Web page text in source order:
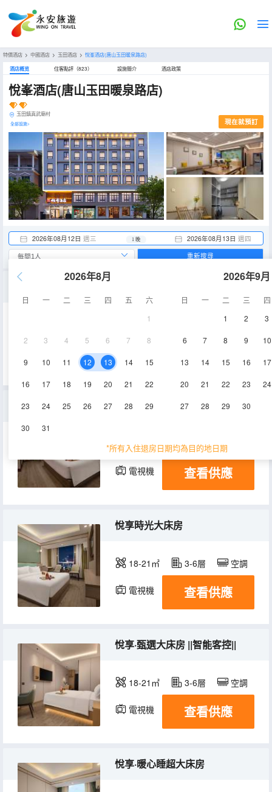
特價酒店 > 中國酒店 > 玉田酒店 > 悅峯酒店(唐山玉田暖泉路店)
酒店概览 住客點評（823） 設施簡介 酒店政策
悅峯酒店(唐山玉田暖泉路店)
玉田鎮真武廟村
全部設施> 現在就預訂
2026年08月12日 週三 2026年08月13日 週四
1 晚
2026年8月
日 一 二 三 四 五
六
1
2 3 4 5 6 7 8
9 10 11 12 13 14 15
16 17 18 19 20 21 22
23 24 25 26 27 28 29
30 31
2026年9月
日 一 二 三
四
1
2 3
6 7 8 9 10
13 14 15 16 17
20 21 22 23 24
27 28 29 30
*所有入住退房日期均為目的地日期
重新搜尋
18-21㎡ 空調
悅享·輕居大床房
18-21㎡ 3-6層
電視機 查看供應
悅享時光大床房
18-21㎡ 3-6層 空調
電視機 查看供應
悅享·甄選大床房 ||智能客控||
18-21㎡ 3-6層 空調
電視機 查看供應
悅享·暖心睡超大床房